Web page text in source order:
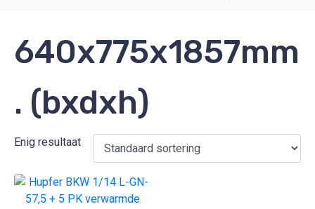
640x775x1857mm
. (bxdxh)
Enig resultaat